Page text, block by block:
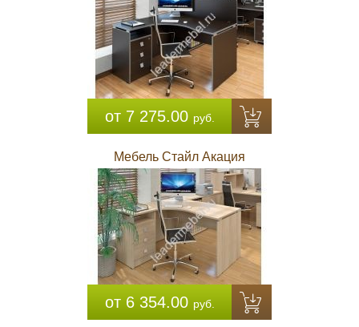
от 7 275.00 руб.
Мебель Стайл Акация
от 6 354.00 руб.